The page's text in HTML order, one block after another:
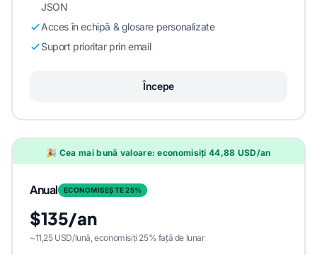
JSON
Acces în echipă & glosare personalizate
Suport prioritar prin email
Începe
🎉 Cea mai bună valoare: economisiți 44,88 USD/an
Anual ECONOMISEȘTE 25%
$135/an
~11,25 USD/lună, economisiți 25% față de lunar